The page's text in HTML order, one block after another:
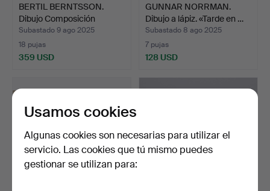
BERTIL BERNTSSON.
Dibujo Composición
geomé…
Subastado 9 ago 2025
18 pujas
359 USD
GUNNAR NORRMAN.
Dibujo a lápiz. «Tarde en …
Subastado 8 ago 2025
7 pujas
128 USD
Usamos cookies
Algunas cookies son necesarias para utilizar el
servicio. Las cookies que tú mismo puedes
gestionar se utilizan para: